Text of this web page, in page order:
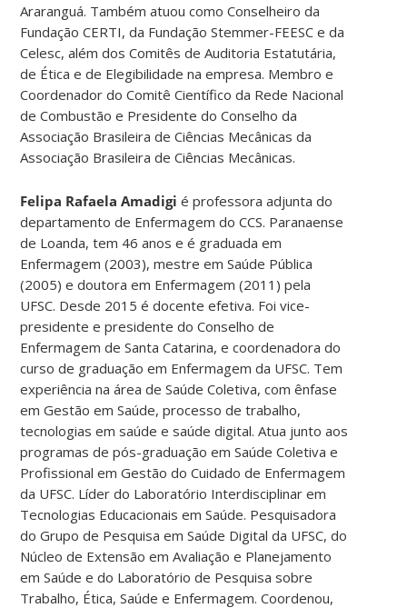
Araranguá. Também atuou como Conselheiro da
Fundação CERTI, da Fundação Stemmer-FEESC e da
Celesc, além dos Comitês de Auditoria Estatutária,
de Ética e de Elegibilidade na empresa. Membro e
Coordenador do Comitê Científico da Rede Nacional
de Combustão e Presidente do Conselho da
Associação Brasileira de Ciências Mecânicas da
Associação Brasileira de Ciências Mecânicas.
Felipa Rafaela Amadigi é professora adjunta do
departamento de Enfermagem do CCS. Paranaense
de Loanda, tem 46 anos e é graduada em
Enfermagem (2003), mestre em Saúde Pública
(2005) e doutora em Enfermagem (2011) pela
UFSC. Desde 2015 é docente efetiva. Foi vice-
presidente e presidente do Conselho de
Enfermagem de Santa Catarina, e coordenadora do
curso de graduação em Enfermagem da UFSC. Tem
experiência na área de Saúde Coletiva, com ênfase
em Gestão em Saúde, processo de trabalho,
tecnologias em saúde e saúde digital. Atua junto aos
programas de pós-graduação em Saúde Coletiva e
Profissional em Gestão do Cuidado de Enfermagem
da UFSC. Líder do Laboratório Interdisciplinar em
Tecnologias Educacionais em Saúde. Pesquisadora
do Grupo de Pesquisa em Saúde Digital da UFSC, do
Núcleo de Extensão em Avaliação e Planejamento
em Saúde e do Laboratório de Pesquisa sobre
Trabalho, Ética, Saúde e Enfermagem. Coordenou,